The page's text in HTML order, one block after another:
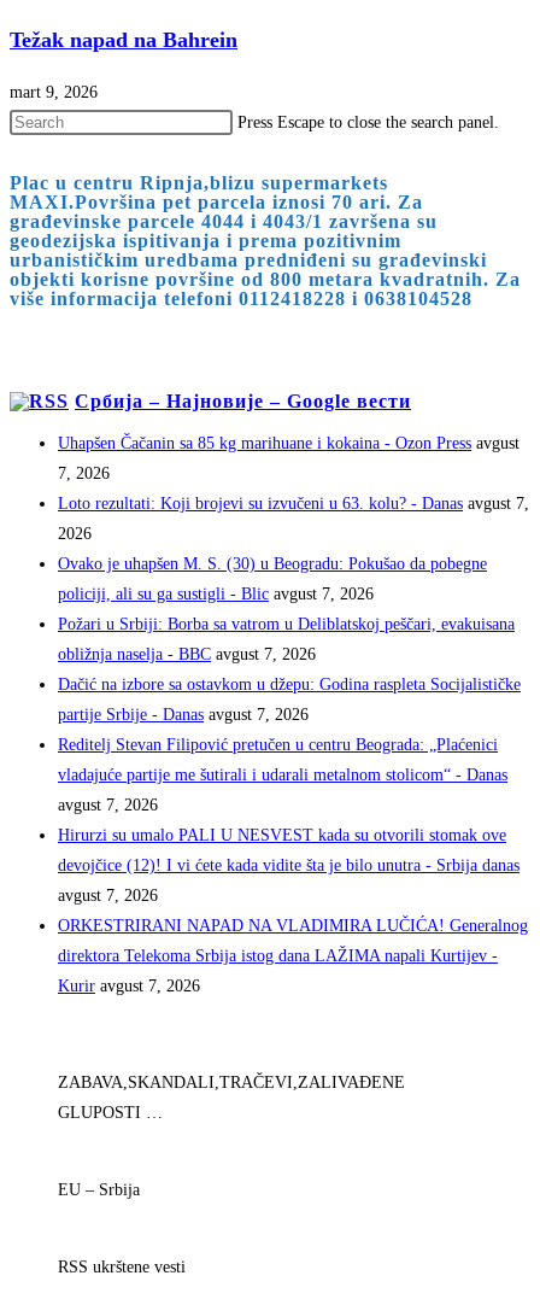
Težak napad na Bahrein
mart 9, 2026
Press Escape to close the search panel.
Plac u centru Ripnja,blizu supermarkets
MAXI.Površina pet parcela iznosi 70 ari. Za
građevinske parcele 4044 i 4043/1 završena su
geodezijska ispitivanja i prema pozitivnim
urbanističkim uredbama predniđeni su građevinski
objekti korisne površine od 800 metara kvadratnih. Za
više informacija telefoni 0112418228 i 0638104528
Србија – Најновије – Google вести
Uhapšen Čačanin sa 85 kg marihuane i kokaina - Ozon Press avgust
7, 2026
Loto rezultati: Koji brojevi su izvučeni u 63. kolu? - Danas avgust 7,
2026
Ovako je uhapšen M. S. (30) u Beogradu: Pokušao da pobegne
policiji, ali su ga sustigli - Blic avgust 7, 2026
Požari u Srbiji: Borba sa vatrom u Deliblatskoj peščari, evakuisana
obližnja naselja - BBC avgust 7, 2026
Dačić na izbore sa ostavkom u džepu: Godina raspleta Socijalističke
partije Srbije - Danas avgust 7, 2026
Reditelj Stevan Filipović pretučen u centru Beograda: „Plaćenici
vladajuće partije me šutirali i udarali metalnom stolicom“ - Danas
avgust 7, 2026
Hirurzi su umalo PALI U NESVEST kada su otvorili stomak ove
devojčice (12)! I vi ćete kada vidite šta je bilo unutra - Srbija danas
avgust 7, 2026
ORKESTRIRANI NAPAD NA VLADIMIRA LUČIĆA! Generalnog
direktora Telekoma Srbija istog dana LAŽIMA napali Kurtijev -
Kurir avgust 7, 2026
ZABAVA,SKANDALI,TRAČEVI,ZALIVAĐENE
GLUPOSTI …
EU – Srbija
RSS ukrštene vesti